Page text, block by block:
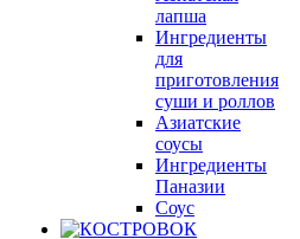
лапша
Ингредиенты
для
приготовления
суши и роллов
Азиатские
соусы
Ингредиенты
Паназии
Соус